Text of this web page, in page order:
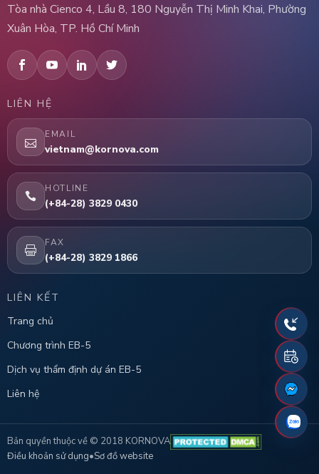
Tòa nhà Cienco 4, Lầu 8, 180 Nguyễn Thị Minh Khai, Phường
Xuân Hòa, TP. Hồ Chí Minh
LIÊN HỆ
EMAIL
vietnam@kornova.com
HOTLINE
(+84-28) 3829 0430
FAX
(+84-28) 3829 1866
LIÊN KẾT
Trang chủ
Chương trình EB-5
Dịch vụ thẩm định dự án EB-5
Liên hệ
Bản quyền thuộc về © 2018 KORNOVA
Điều khoản sử dụng•Sơ đồ website